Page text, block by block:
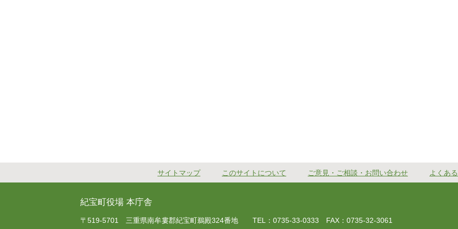
サイトマップ このサイトについて ご意見・ご相談・お問い合わせ よくあ
紀宝町役場 本庁舎
〒519-5701 三重県南牟婁郡紀宝町鵜殿324番地 TEL：0735-33-0333 FAX：0735-32-3061